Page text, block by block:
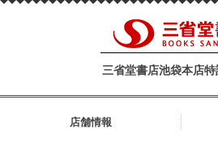
三省堂書店池袋本店特
店舗情報